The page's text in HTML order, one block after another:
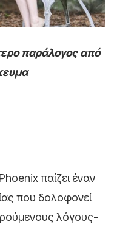
παράλογος από
παίζει έναν
που δολοφονεί
λόγους-